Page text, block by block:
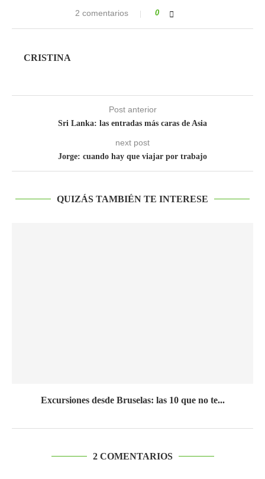
2 comentarios 0
CRISTINA
Post anterior
Sri Lanka: las entradas más caras de Asia
next post
Jorge: cuando hay que viajar por trabajo
QUIZÁS TAMBIÉN TE INTERESE
Excursiones desde Bruselas: las 10 que no te...
2 COMENTARIOS